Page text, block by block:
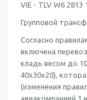
VIE - TLV W6 2813
Групповой
Согласно
включена
кладь весом до
40x30x20),
(изменения
авиакомпанией 1